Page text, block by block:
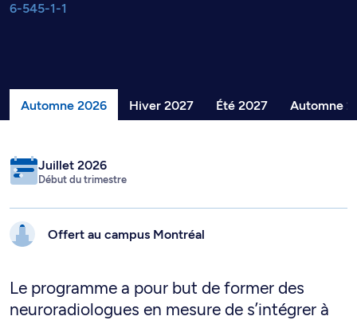
6-545-1-1
Automne 2026 Hiver 2027 Été 2027 Automne
Juillet 2026
Début du trimestre
Offert au campus Montréal
Le programme a pour but de former des
neuroradiologues en mesure de s’intégrer à